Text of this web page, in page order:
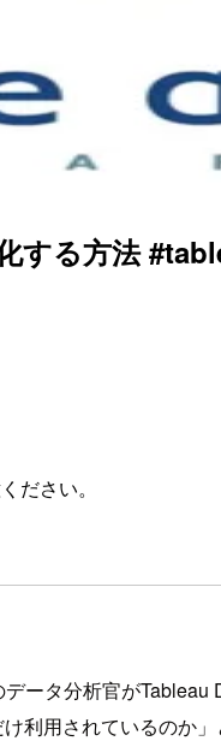
する方法
ださい。
ータ分析官が
利用されているのか